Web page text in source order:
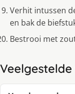
Verhit intussen
en bak de
Bestrooi met